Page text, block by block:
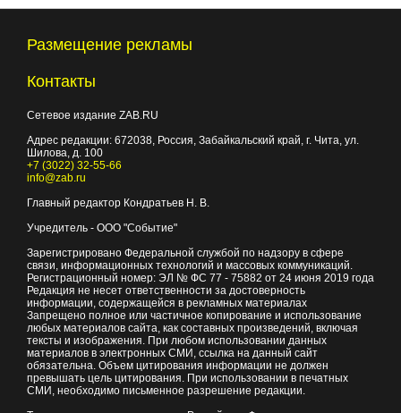
Размещение рекламы
Контакты
Сетевое издание ZAB.RU
Адрес редакции: 672038, Россия, Забайкальский край, г. Чита, ул.
Шилова, д. 100
+7 (3022) 32-55-66
info@zab.ru
Главный редактор Кондратьев Н. В.
Учредитель - ООО "Событие"
Зарегистрировано Федеральной службой по надзору в сфере
связи, информационных технологий и массовых коммуникаций.
Регистрационный номер: ЭЛ № ФС 77 - 75882 от 24 июня 2019 года
Редакция не несет ответственности за достоверность
информации, содержащейся в рекламных материалах
Запрещено полное или частичное копирование и использование
любых материалов сайта, как составных произведений, включая
тексты и изображения. При любом использовании данных
материалов в электронных СМИ, ссылка на данный сайт
обязательна. Объем цитирования информации не должен
превышать цель цитирования. При использовании в печатных
СМИ, необходимо письменное разрешение редакции.